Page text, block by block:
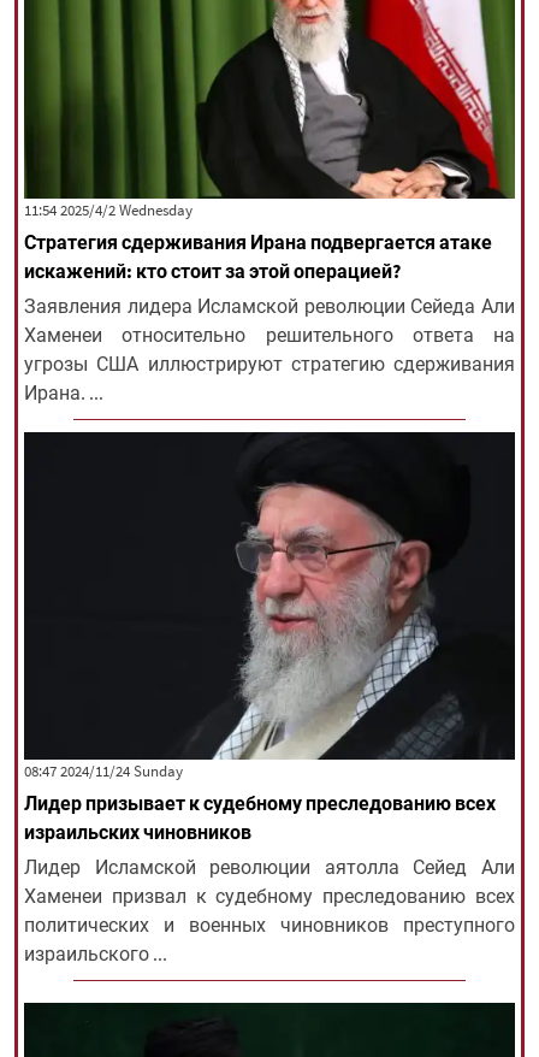
‫‫Wednesday‬‬ 2025/4/2 11:54
Стратегия сдерживания Ирана подвергается атаке
искажений: кто стоит за этой операцией?
Заявления лидера Исламской революции Сейеда Али
Хаменеи относительно решительного ответа на
угрозы США иллюстрируют стратегию сдерживания
Ирана. ...
‫‫Sunday‬‬ 2024/11/24 08:47
Лидер призывает к судебному преследованию всех
израильских чиновников
Лидер Исламской революции аятолла Сейед Али
Хаменеи призвал к судебному преследованию всех
политических и военных чиновников преступного
израильского ...